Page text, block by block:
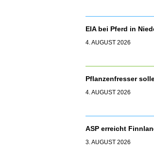
EIA bei Pferd in
4. AUGUST 2026
Pflanzenfresser
4. AUGUST 2026
ASP erreicht
3. AUGUST 2026